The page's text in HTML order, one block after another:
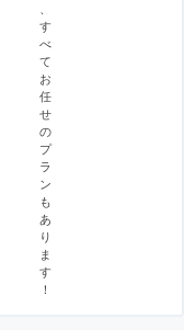
す
べ
て
お
任
せ
の
プ
ラ
ン
も
あ
り
ま
す
！